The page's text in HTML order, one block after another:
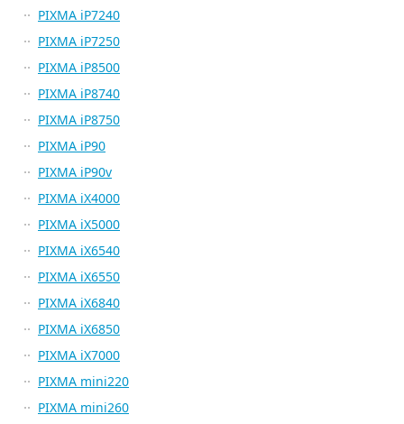
PIXMA iP7240
PIXMA iP7250
PIXMA iP8500
PIXMA iP8740
PIXMA iP8750
PIXMA iP90
PIXMA iP90v
PIXMA iX4000
PIXMA iX5000
PIXMA iX6540
PIXMA iX6550
PIXMA iX6840
PIXMA iX6850
PIXMA iX7000
PIXMA mini220
PIXMA mini260